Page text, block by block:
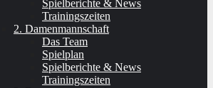
Spielberichte & News
Trainingszeiten
2. Damenmannschaft
Das Team
Spielplan
Spielberichte & News
Trainingszeiten